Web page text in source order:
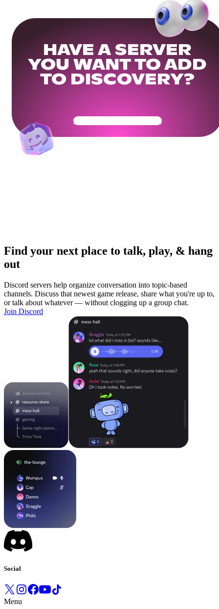
HAVE A SERVER
YOU WANT TO ADD
TO DISCOVERY?
Get Your Community Ready
Find your next place to talk, play, & hang
out
Discord servers help organize conversation into topic-based
channels. Discuss that newest game release, share what you're up to,
or talk about whatever — without clogging up a group chat.
Join Discord
Social
Menu